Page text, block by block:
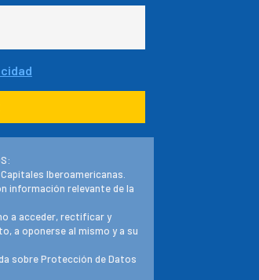
Iberoamericanas.
información relevante de la
a acceder, rectificar y
a oponerse al mismo y a su
sobre Protección de Datos